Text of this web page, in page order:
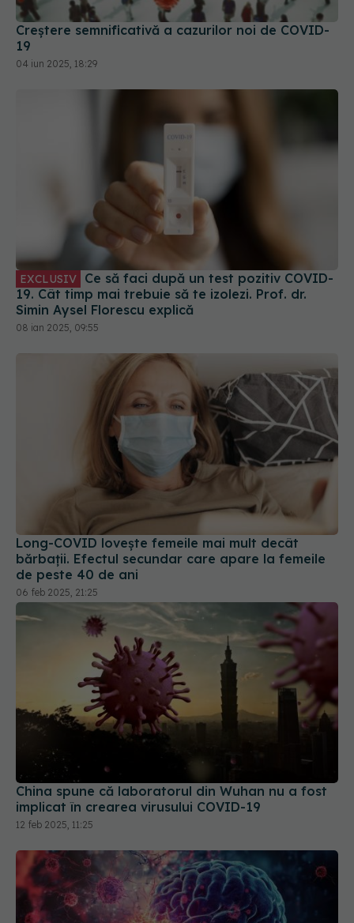
Creștere semnificativă a cazurilor noi de COVID-
19
04 iun 2025, 18:29
EXCLUSIV
19. Cât timp mai trebuie să te izolezi. Prof. dr.
Simin Aysel Florescu explică
08 ian 2025, 09:55
Long-COVID lovește femeile mai mult decât
bărbații. Efectul secundar care apare la femeile
de peste 40 de ani
06 feb 2025, 21:25
China spune că laboratorul din Wuhan nu a fost
implicat în crearea virusului COVID-19
12 feb 2025, 11:25